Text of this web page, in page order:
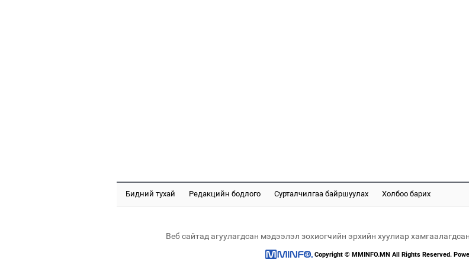
Бидний тухай Редакцийн бодлого Сурталчилгаа байршуулах Холбоо барих
Веб сайтад агуулагдсан мэдээлэл зохиогчийн эрхийн хуулиар
Copyright © MMINFO.MN All Rights Reserved.